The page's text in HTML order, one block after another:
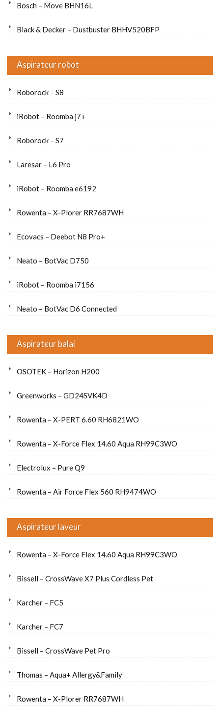
Bosch – Move BHN16L
Black & Decker – Dustbuster BHHV520BFP
Aspirateur robot
Roborock – S8
iRobot – Roomba j7+
Roborock – S7
Laresar – L6 Pro
iRobot – Roomba e6192
Rowenta – X-Plorer RR7687WH
Ecovacs – Deebot N8 Pro+
Neato – BotVac D750
iRobot – Roomba i7156
Neato – BotVac D6 Connected
Aspirateur balai
OSOTEK – Horizon H200
Greenworks – GD24SVK4D
Rowenta – X-PERT 6.60 RH6821WO
Rowenta – X-Force Flex 14.60 Aqua RH99C3WO
Electrolux – Pure Q9
Rowenta – Air Force Flex 560 RH9474WO
Aspirateur laveur
Rowenta – X-Force Flex 14.60 Aqua RH99C3WO
Bissell – CrossWave X7 Plus Cordless Pet
Karcher – FC5
Karcher – FC7
Bissell – CrossWave Pet Pro
Thomas – Aqua+ Allergy&Family
Rowenta – X-Plorer RR7687WH